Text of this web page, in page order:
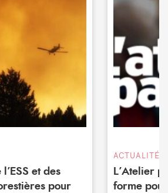
et des
pour
ACTUALITÉS
L’Atelier
forme